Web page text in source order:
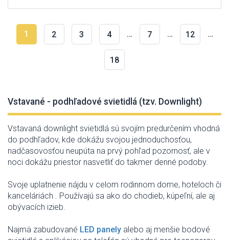
1 2 3 4 … 7 … 12 …
18
Vstavané - podhľadové svietidlá (tzv. Downlight)
Vstavaná downlight svietidlá sú svojím predurčením vhodná
do podhľadov, kde dokážu svojou jednoduchosťou,
nadčasovosťou neupúta na prvý pohľad pozornosť, ale v
noci dokážu priestor nasvetliť do takmer denné podoby.
Svoje uplatnenie nájdu v celom rodinnom dome, hoteloch či
kanceláriách . Používajú sa ako do chodieb, kúpeľní, ale aj
obývacích izieb.
Najmä zabudované LED panely alebo aj menšie bodové